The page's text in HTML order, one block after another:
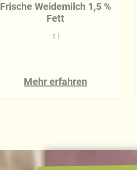
Frische Weidemilch 1,5 %
Fett
1 l
Mehr erfahren